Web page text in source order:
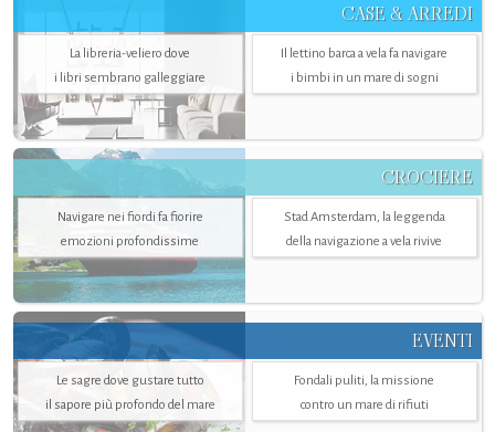
CASE & ARREDI
La libreria-veliero dove
i libri sembrano galleggiare
Il lettino barca a vela fa navigare
i bimbi in un mare di sogni
CROCIERE
Navigare nei fiordi fa fiorire
emozioni profondissime
Stad Amsterdam, la leggenda
della navigazione a vela rivive
EVENTI
Le sagre dove gustare tutto
il sapore più profondo del mare
Fondali puliti, la missione
contro un mare di rifiuti